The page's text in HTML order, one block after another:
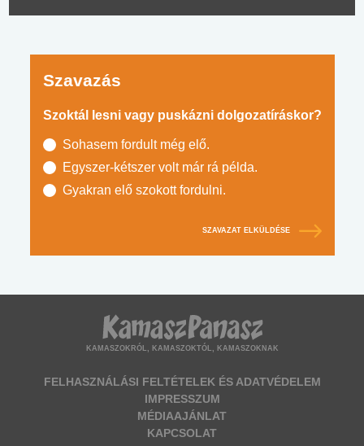
Szavazás
Szoktál lesni vagy puskázni dolgozatíráskor?
Sohasem fordult még elő.
Egyszer-kétszer volt már rá példa.
Gyakran elő szokott fordulni.
SZAVAZAT ELKÜLDÉSE
KAMASZOKRÓL, KAMASZOKTÓL, KAMASZOKNAK
FELHASZNÁLÁSI FELTÉTELEK ÉS ADATVÉDELEM
IMPRESSZUM
MÉDIAAJÁNLAT
KAPCSOLAT